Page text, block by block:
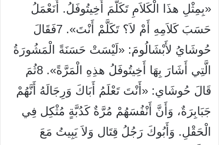
«بِمِثْلِ هذَا الْكَلاَمِ تَكَلَّمَ أَخِيتُوفَلُ. أَنَعْمَلُ
حَسَبَ كَلاَمِهِ أَمْ لاَ؟ تَكَلَّمْ أَنْتَ». 7فَقَالَ
حُوشَايُ لأَبْشَالُومَ: «لَيْسَتْ حَسَنَةً الْمَشُورَةُ
الَّتِي أَشَارَ بِهَا أَخِيتُوفَلُ هذِهِ الْمَرَّةً». 8ثُمَ
قَالَ حُوشَاي: «أَنْتَ تَعْلَمُ أَبَاكَ وَرِجَالَهُ أَنَّهُمْ
جَبَابِرَةٌ، وَأَنَّ أَنْفُسَهُمْ مُرَّةٌ كَدُبَّةٍ مُثْكِل فِي
الْحَقْلِ. وَأَبُوكَ رَجُلُ قِتَال وَلاَ يَبِيتُ مَعَ